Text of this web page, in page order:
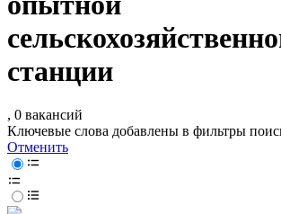
станции
, 0 вакансий
Ключевые слова добавлены в фильтры
Отменить